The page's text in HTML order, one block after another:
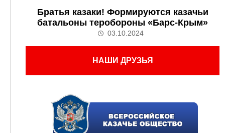
Братья казаки! Формируются казачьи
батальоны теробороны «Барс-Крым»
03.10.2024
НАШИ ДРУЗЬЯ